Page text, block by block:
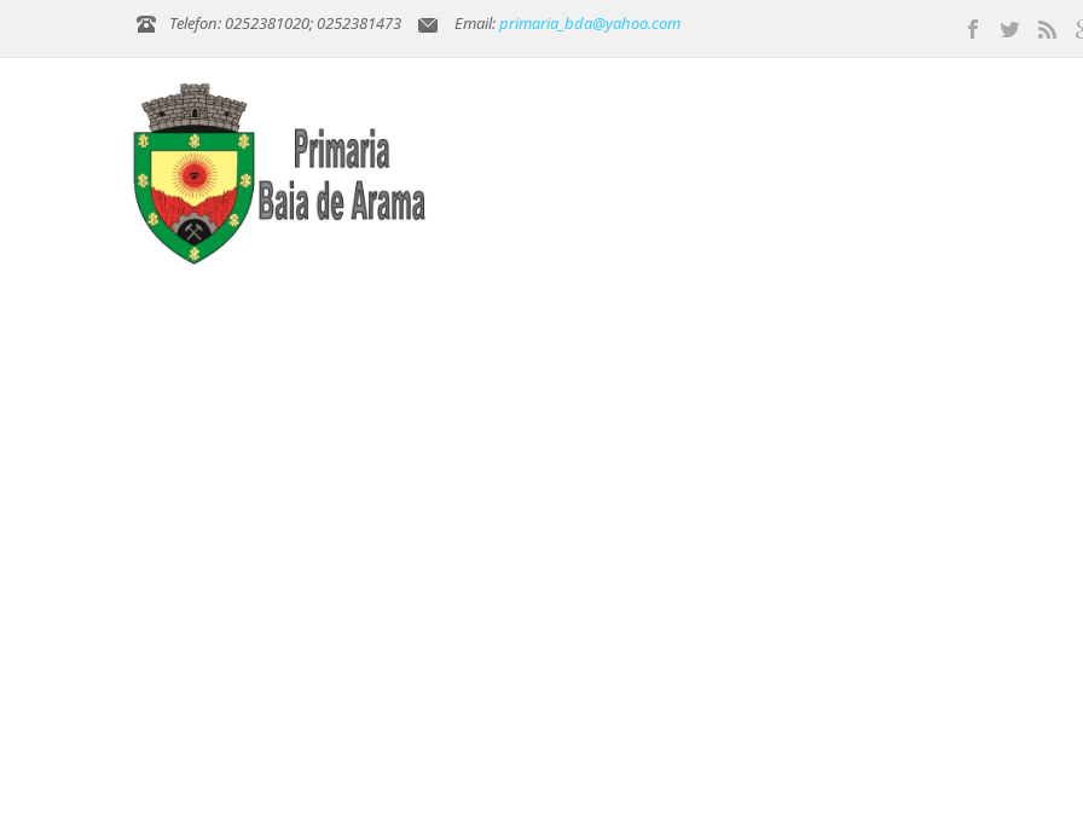
Telefon: 0252381020; 0252381473 Email:primaria_bda@yahoo.com